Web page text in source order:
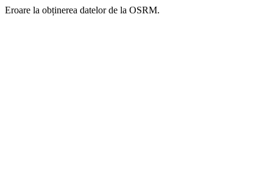
Eroare la obținerea datelor de la OSRM.